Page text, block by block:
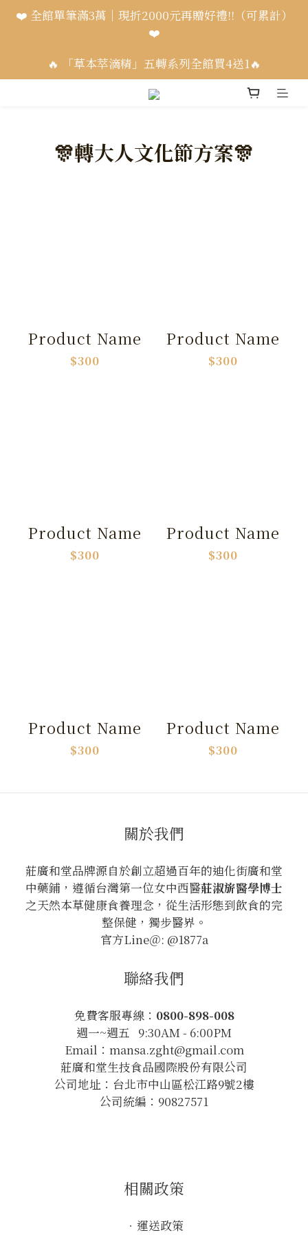
❤️ 全館單筆滿3萬｜現折2000元再贈好禮!!（可累計）
❤️
🔥 「草本萃滴精」五轉系列全館買4送1🔥
🎊轉大人文化節方案🎊
Product Name
$300
Product Name
$300
Product Name
$300
Product Name
$300
Product Name
$300
Product Name
$300
關於我們
莊廣和堂品牌源自於創立超過百年的迪化街廣和堂
中藥鋪，遵循台灣第一位女中西醫莊淑旂醫學博士
之天然本草健康食養理念，從生活形態到飲食的完
整保健，獨步醫界。
官方Line＠: @1877a
聯絡我們
免費客服專線： 0800-898-008
週一~週五 9:30AM - 6:00PM
Email：mansa.zght@gmail.com
莊廣和堂生技食品國際股份有限公司
公司地址：台北市中山區松江路9號2樓
公司統編：90827571
相關政策
． 運送政策